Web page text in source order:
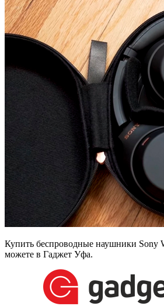
Купить беспроводные наушники
можете в Гаджет Уфа.